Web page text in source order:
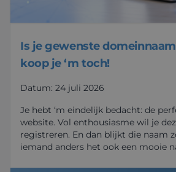
Is je gewenste
koop je ‘m toch!
Datum: 24 juli 2026
Je hebt ‘m eindelijk bedacht: de
website. Vol enthousiasme wil je
registreren. En dan blijkt die naam
iemand anders het ook een mooie